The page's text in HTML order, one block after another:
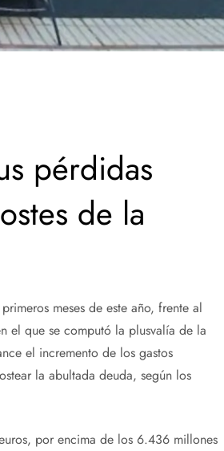
pérdidas
de la
meses de este año, frente al
el que se computó la plusvalía de la
el incremento de los gastos
la abultada deuda, según los
por encima de los 6.436 millones